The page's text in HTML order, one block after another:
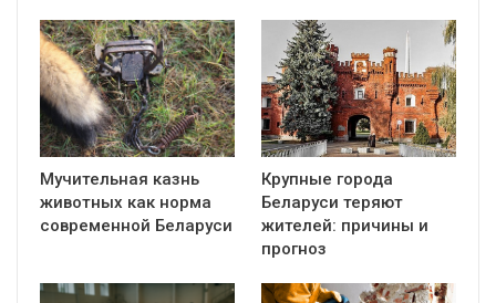
Мучительная казнь
животных как норма
современной Беларуси
Крупные города
Беларуси теряют
жителей: причины и
прогноз